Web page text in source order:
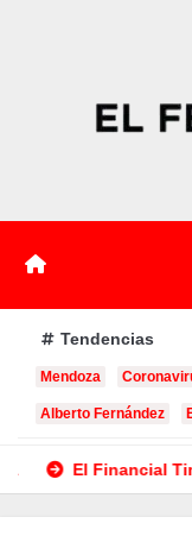
Tendencias
Mendoza
Alberto Fernández
finca en Mendoza